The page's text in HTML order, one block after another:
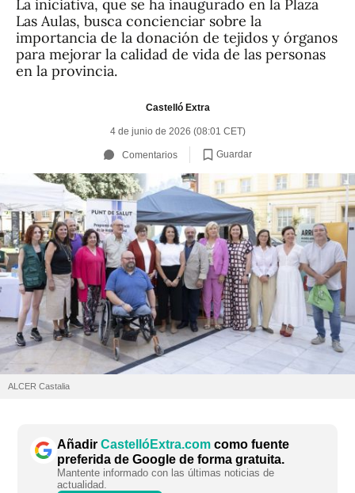
La iniciativa, que se ha inaugurado en la Plaza
Las Aulas, busca concienciar sobre la
importancia de la donación de tejidos y órganos
para mejorar la calidad de vida de las personas
en la provincia.
Castelló Extra
4 de junio de 2026 (08:01 CET)
Comentarios Guardar
ALCER Castalia
Añadir CastellóExtra.com como fuente
preferida de Google de forma gratuita.
Mantente informado con las últimas noticias de
actualidad.